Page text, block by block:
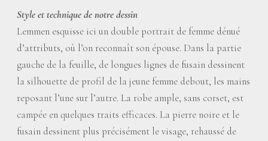
Style et technique de notre dessin
Lemmen esquisse ici un double portrait de femme dénué
d’attributs, où l’on reconnaît son épouse. Dans la partie
gauche de la feuille, de longues lignes de fusain dessinent
la silhouette de profil de la jeune femme debout, les mains
reposant l’une sur l’autre. La robe ample, sans corset, est
campée en quelques traits efficaces. La pierre noire et le
fusain dessinent plus précisément le visage, rehaussé de